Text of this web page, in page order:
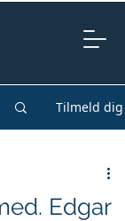
Tilmeld dig
Edgar